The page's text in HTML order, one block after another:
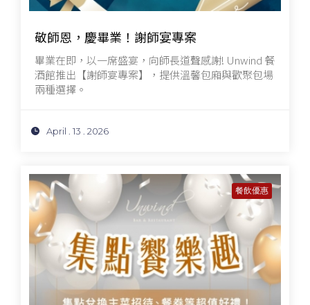
敬師恩，慶畢業！謝師宴專案
畢業在即，以一席盛宴，向師長道聲感謝! Unwind 餐
酒館推出【謝師宴專案】，提供溫馨包廂與歡聚包場
兩種選擇。
April . 13 . 2026
餐飲優惠